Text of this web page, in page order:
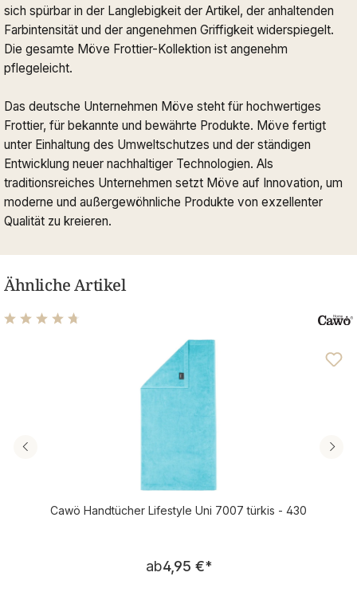
sich spürbar in der Langlebigkeit der Artikel, der anhaltenden
Farbintensität und der angenehmen Griffigkeit widerspiegelt.
Die gesamte Möve Frottier-Kollektion ist angenehm
pflegeleicht.
Das deutsche Unternehmen Möve steht für hochwertiges
Frottier, für bekannte und bewährte Produkte. Möve fertigt
unter Einhaltung des Umweltschutzes und der ständigen
Entwicklung neuer nachhaltiger Technologien. Als
traditionsreiches Unternehmen setzt Möve auf Innovation, um
moderne und außergewöhnliche Produkte von exzellenter
Qualität zu kreieren.
Ähnliche Artikel
Durchschnittliche Bewertung von 4.63 von 5 Sternen
Cawö Handtücher Lifestyle Uni 7007 türkis - 430
Regulärer Preis:
ab4,95 €*